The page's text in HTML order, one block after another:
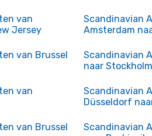
van
Jersey
Scandinavian
Amsterdam
van Brussel
Scandinavian
naar Stockholm
van
Scandinavian
Düsseldorf
van Brussel
Scandinavian